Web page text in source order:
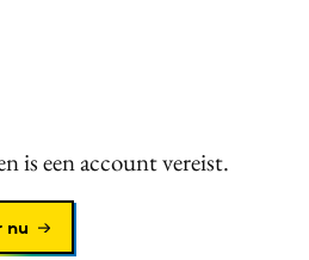
is een account vereist.
nu